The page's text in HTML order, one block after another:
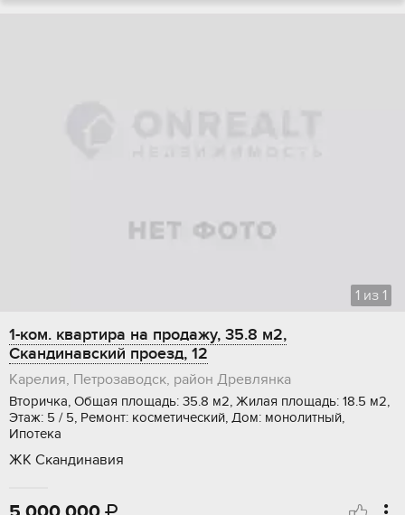
1 из 1
1-ком. квартира на продажу, 35.8 м2,
Скандинавский проезд, 12
Карелия, Петрозаводск, район Древлянка
Вторичка, Общая площадь: 35.8 м2, Жилая площадь: 18.5 м2,
Этаж: 5 / 5, Ремонт: косметический, Дом: монолитный,
Ипотека
ЖК Скандинавия
